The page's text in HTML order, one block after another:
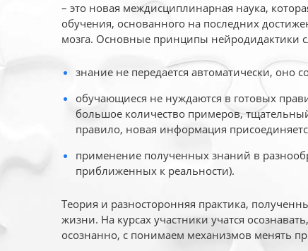
– это новая междисциплинарная наука,
обучения, основанного на последних
мозга. Основные принципы нейродидактики
знание не передается автоматически, оно
обучающиеся не нуждаются в готовых
большое количество примеров,
правило, новая информация
применение полученных знаний в
приближенных к реальности).
Теория и разносторонняя практика,
жизни. На курсах участники учатся
осознанно, с понимаем механизмов менять